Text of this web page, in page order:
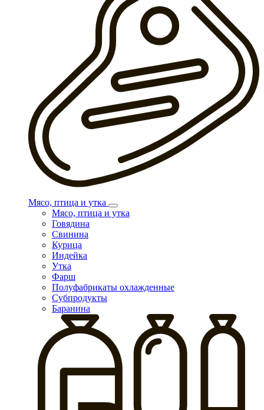
Мясо, птица и утка
Мясо, птица и утка
Говядина
Свинина
Курица
Индейка
Утка
Фарш
Полуфабрикаты охлажденные
Субпродукты
Баранина